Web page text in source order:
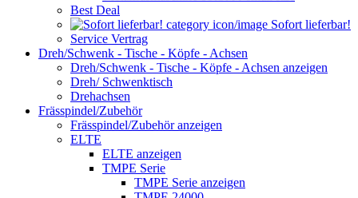
Best Deal
Sofort lieferbar!
Service Vertrag
Dreh/Schwenk - Tische - Köpfe - Achsen
Dreh/Schwenk - Tische - Köpfe - Achsen anzeigen
Dreh/ Schwenktisch
Drehachsen
Frässpindel/Zubehör
Frässpindel/Zubehör anzeigen
ELTE
ELTE anzeigen
TMPE Serie
TMPE Serie anzeigen